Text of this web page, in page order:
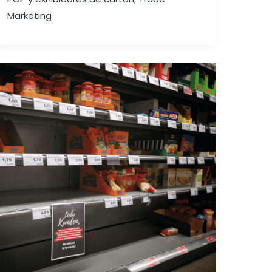
Marketing
EVITA
LA
RUPTURA
DE
STOCK:
MOTIVOS
AFECTACIONES
PARA
EMPRESA